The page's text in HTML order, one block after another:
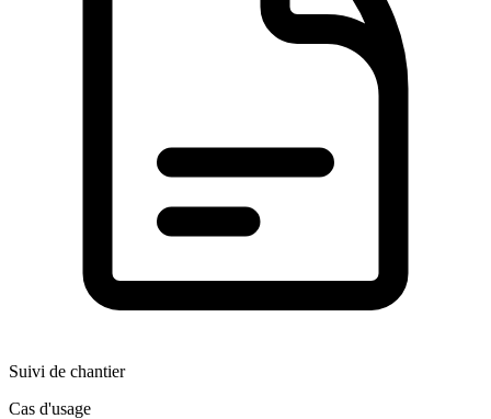
Suivi de chantier
Cas d'usage